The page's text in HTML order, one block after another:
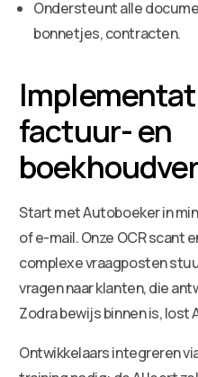
Ondersteunt alle
bonnetjes, contracten.
factuur- en
Start met Autoboeker in
of e-mail. Onze OCR scant
complexe vraagposten
vragen naar klanten, die
Zodra bewijs binnen is, lost
Ontwikkelaars integreren